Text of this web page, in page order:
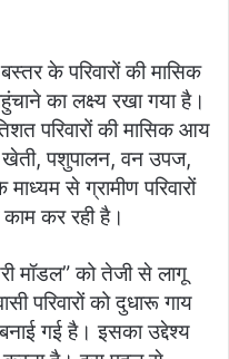
के परिवारों की मासिक
का लक्ष्य रखा गया है।
परिवारों की मासिक आय
पशुपालन, वन उपज,
से ग्रामीण परिवारों
कर रही है।
मॉडल” को तेजी से लागू
परिवारों को दुधारू गाय
गई है। इसका उद्देश्य